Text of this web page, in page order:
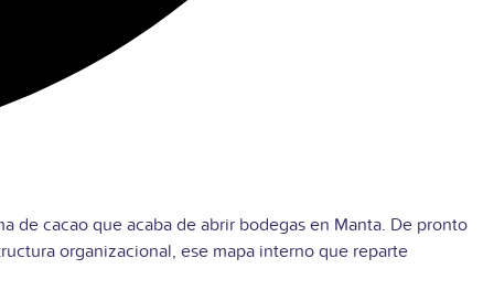
de cacao que acaba de abrir bodegas en Manta. De pronto
organizacional, ese mapa interno que reparte